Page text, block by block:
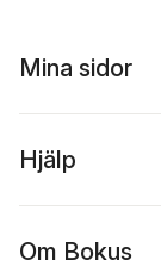
Mina sidor
Hjälp
Om Bokus